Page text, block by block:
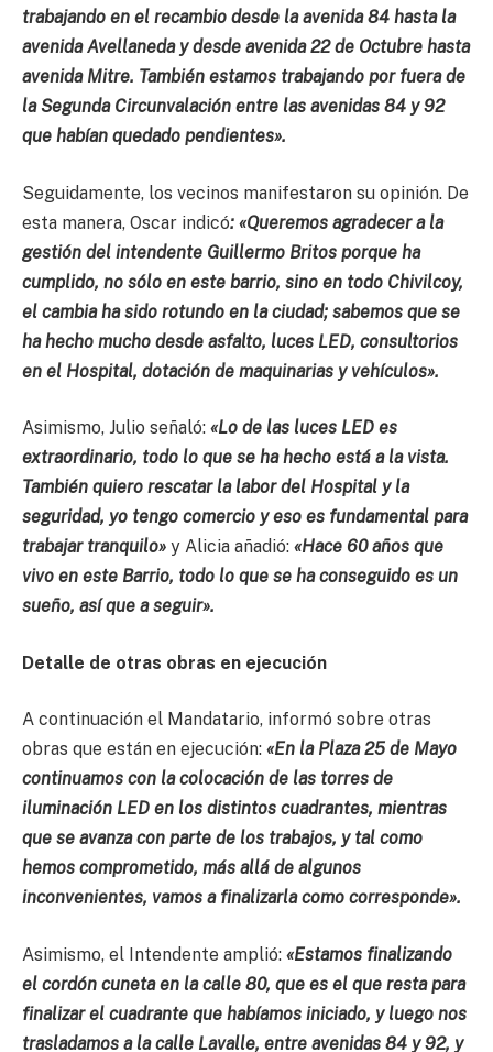
trabajando en el recambio desde la avenida 84 hasta la
avenida Avellaneda y desde avenida 22 de Octubre hasta
avenida Mitre. También estamos trabajando por fuera de
la Segunda Circunvalación entre las avenidas 84 y 92
que habían quedado pendientes».
Seguidamente, los vecinos manifestaron su opinión. De
esta manera, Oscar indicó: «Queremos agradecer a la
gestión del intendente Guillermo Britos porque ha
cumplido, no sólo en este barrio, sino en todo Chivilcoy,
el cambia ha sido rotundo en la ciudad; sabemos que se
ha hecho mucho desde asfalto, luces LED, consultorios
en el Hospital, dotación de maquinarias y vehículos».
Asimismo, Julio señaló: «Lo de las luces LED es
extraordinario, todo lo que se ha hecho está a la vista.
También quiero rescatar la labor del Hospital y la
seguridad, yo tengo comercio y eso es fundamental para
trabajar tranquilo» y Alicia añadió: «Hace 60 años que
vivo en este Barrio, todo lo que se ha conseguido es un
sueño, así que a seguir».
Detalle de otras obras en ejecución
A continuación el Mandatario, informó sobre otras
obras que están en ejecución: «En la Plaza 25 de Mayo
continuamos con la colocación de las torres de
iluminación LED en los distintos cuadrantes, mientras
que se avanza con parte de los trabajos, y tal como
hemos comprometido, más allá de algunos
inconvenientes, vamos a finalizarla como corresponde».
Asimismo, el Intendente amplió: «Estamos finalizando
el cordón cuneta en la calle 80, que es el que resta para
finalizar el cuadrante que habíamos iniciado, y luego nos
trasladamos a la calle Lavalle, entre avenidas 84 y 92, y